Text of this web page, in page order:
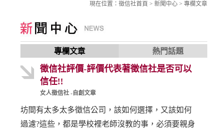
現在位置： 徵信社首頁 > 新聞中心 > 專欄文章
專欄文章 熱門話題
徵信社評價-評價代表著徵信社是否可以
信任!!
女人徵信社 -自創文章
坊間有太多太多徵信公司，該如何選擇，又該如何
過濾?這些，都是學校裡老師沒教的事，必須要親身